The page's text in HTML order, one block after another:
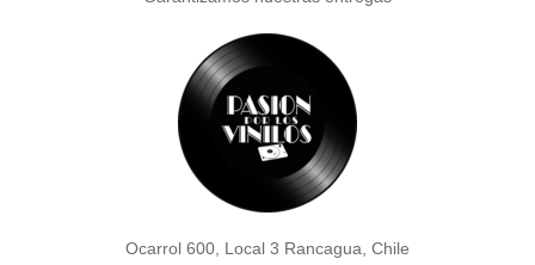
Ocarrol 600, Local 3 Rancagua, Chile